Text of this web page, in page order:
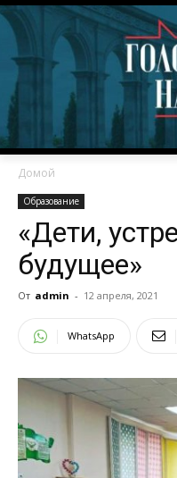
Домой
Образование
«Дети,
будущее»
От admin - 12 апреля, 2021
WhatsApp